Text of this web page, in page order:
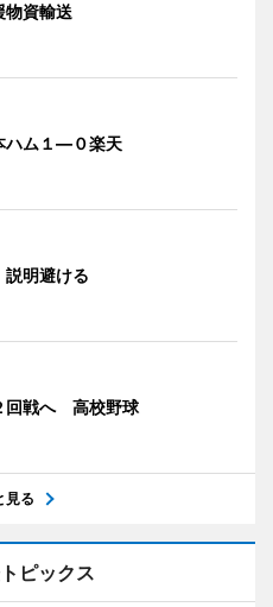
物資輸送
ハム１―０楽天
説明避ける
回戦へ 高校野球
見る
ピックス